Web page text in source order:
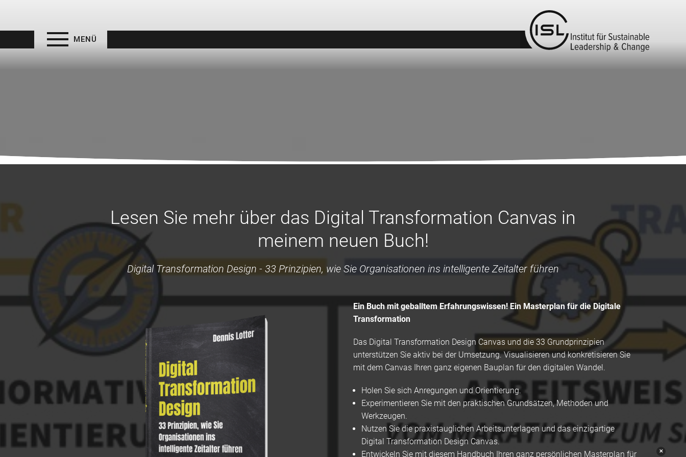
MENÜ
✕
Lesen Sie mehr über das Digital Transformation Canvas in
meinem neuen Buch!
Digital Transformation Design - 33 Prinzipien, wie Sie Organisationen ins intelligente Zeitalter führen
Ein Buch mit geballtem Erfahrungswissen! Ein Masterplan für die Digitale
Transformation
Das Digital Transformation Design Canvas und die 33 Grundprinzipien
unterstützen Sie aktiv bei der Umsetzung. Visualisieren und konkretisieren Sie
mit dem Canvas Ihren ganz eigenen Bauplan für den digitalen Wandel.
Holen Sie sich Anregungen und Orientierung.
Experimentieren Sie mit den praktischen Grundsätzen, Methoden und
Werkzeugen.
Nutzen Sie die praxistauglichen Arbeitsunterlagen und das einzigartige
Digital Transformation Design Canvas.
Entwickeln Sie mit diesem Handbuch Ihren ganz persönlichen Masterplan für